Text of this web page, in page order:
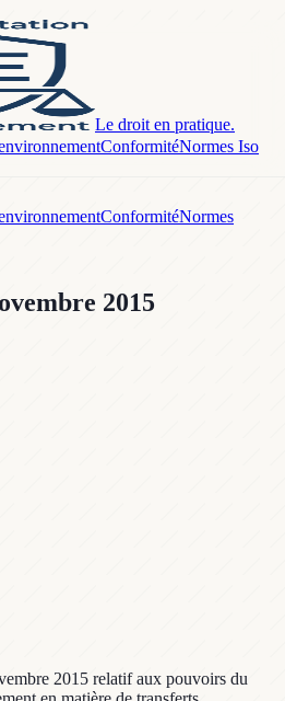
Le droit en pratique.
ConformitéNormes Iso
ConformitéNormes
2015
2015 relatif aux pouvoirs du